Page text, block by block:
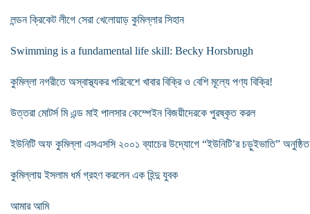
লন্ডন ক্রিকেট লীগে সেরা খেলোয়াড় কুমিল্লার সিহান
Swimming is a fundamental life skill: Becky Horsbrugh
কুমিল্লা নগরীতে অস্বাস্থ্যকর পরিবেশে খাবার বিক্রি ও বেশি মূল্যে পণ্য বিক্রি!
উত্তরা মোটর্স মি এন্ড মাই পালসার কেম্পেইন বিজয়ীদেরকে পুরষ্কৃত করল
ইউনিটি অফ কুমিল্লা এসএসসি ২০০১ ব্যাচের উদ্যোগে “ইউনিটি’র চড়ুইভাতি” অনুষ্ঠিত
কুমিল্লায় ইসলাম ধর্ম গ্রহণ করলেন এক হিন্দু যুবক
আমার আমি